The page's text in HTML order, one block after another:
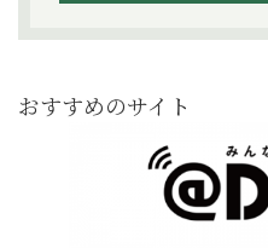
おすすめのサイト